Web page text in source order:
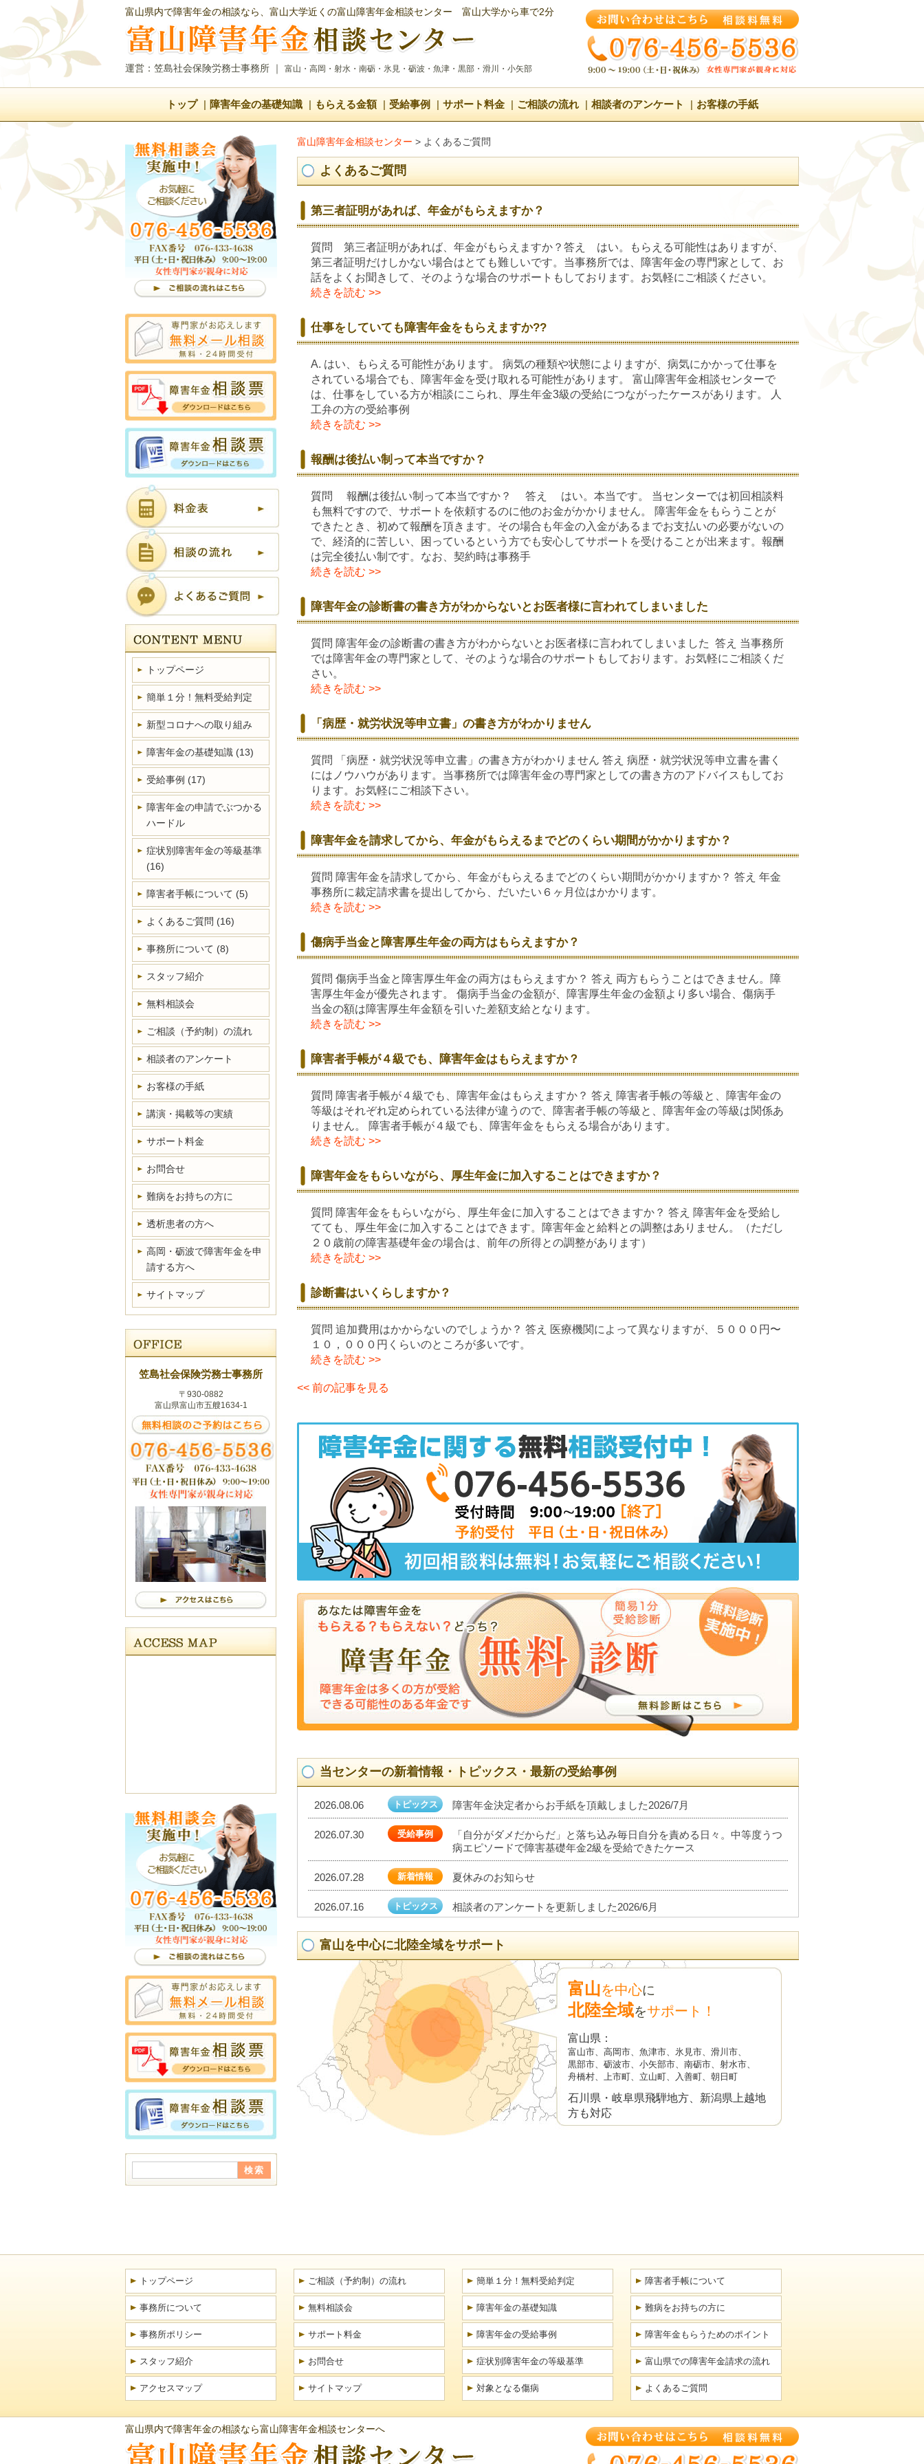
富山県内で障害年金の相談なら、富山大学近くの富山障害年金相談センター 富山大学から車で2分
運営：笠島社会保険労務士事務所 ｜ 富山・高岡・射水・南砺・氷見・砺波・魚津・黒部・滑川・小矢部
トップ 障害年金の基礎知識 もらえる金額 受給事例 サポート料金 ご相談の流れ 相談者のアンケート お客様の手紙
富山障害年金相談センター > よくあるご質問
よくあるご質問
第三者証明があれば、年金がもらえますか？
質問 第三者証明があれば、年金がもらえますか？答え はい。もらえる可能性はありますが、
第三者証明だけしかない場合はとても難しいです。当事務所では、障害年金の専門家として、お
話をよくお聞きして、そのような場合のサポートもしております。お気軽にご相談ください。
続きを読む >>
仕事をしていても障害年金をもらえますか??
A. はい、もらえる可能性があります。 病気の種類や状態によりますが、病気にかかって仕事を
されている場合でも、障害年金を受け取れる可能性があります。 富山障害年金相談センターで
は、仕事をしている方が相談にこられ、厚生年金3級の受給につながったケースがあります。 人
工弁の方の受給事例
続きを読む >>
報酬は後払い制って本当ですか？
質問 報酬は後払い制って本当ですか？ 答え はい。本当です。 当センターでは初回相談料
も無料ですので、サポートを依頼するのに他のお金がかかりません。 障害年金をもらうことが
できたとき、初めて報酬を頂きます。その場合も年金の入金があるまでお支払いの必要がないの
で、経済的に苦しい、困っているという方でも安心してサポートを受けることが出来ます。報酬
は完全後払い制です。なお、契約時は事務手
続きを読む >>
障害年金の診断書の書き方がわからないとお医者様に言われてしまいました
質問 障害年金の診断書の書き方がわからないとお医者様に言われてしまいました 答え 当事務所
では障害年金の専門家として、そのような場合のサポートもしております。お気軽にご相談くだ
さい。
続きを読む >>
「病歴・就労状況等申立書」の書き方がわかりません
質問 「病歴・就労状況等申立書」の書き方がわかりません 答え 病歴・就労状況等申立書を書く
にはノウハウがあります。当事務所では障害年金の専門家としての書き方のアドバイスもしてお
ります。お気軽にご相談下さい。
続きを読む >>
障害年金を請求してから、年金がもらえるまでどのくらい期間がかかりますか？
質問 障害年金を請求してから、年金がもらえるまでどのくらい期間がかかりますか？ 答え 年金
事務所に裁定請求書を提出してから、だいたい６ヶ月位はかかります。
続きを読む >>
傷病手当金と障害厚生年金の両方はもらえますか？
質問 傷病手当金と障害厚生年金の両方はもらえますか？ 答え 両方もらうことはできません。障
害厚生年金が優先されます。 傷病手当金の金額が、障害厚生年金の金額より多い場合、傷病手
当金の額は障害厚生年金額を引いた差額支給となります。
続きを読む >>
障害者手帳が４級でも、障害年金はもらえますか？
質問 障害者手帳が４級でも、障害年金はもらえますか？ 答え 障害者手帳の等級と、障害年金の
等級はそれぞれ定められている法律が違うので、障害者手帳の等級と、障害年金の等級は関係あ
りません。 障害者手帳が４級でも、障害年金をもらえる場合があります。
続きを読む >>
障害年金をもらいながら、厚生年金に加入することはできますか？
質問 障害年金をもらいながら、厚生年金に加入することはできますか？ 答え 障害年金を受給し
てても、厚生年金に加入することはできます。障害年金と給料との調整はありません。（ただし
２０歳前の障害基礎年金の場合は、前年の所得との調整があります）
続きを読む >>
診断書はいくらしますか？
質問 追加費用はかからないのでしょうか？ 答え 医療機関によって異なりますが、５０００円〜
１０，０００円くらいのところが多いです。
続きを読む >>
<< 前の記事を見る
当センターの新着情報・トピックス・最新の受給事例
2026.08.06 トピックス 障害年金決定者からお手紙を頂戴しました2026/7月
2026.07.30 受給事例
「自分がダメだからだ」と落ち込み毎日自分を責める日々。中等度うつ
病エピソードで障害基礎年金2級を受給できたケース
2026.07.28 新着情報 夏休みのお知らせ
2026.07.16 トピックス 相談者のアンケートを更新しました2026/6月
2026.07.10 受給事例 脊髄損傷で車椅子生活！障害厚生年金1級を受給できたケース
2026.07.09 新着情報 面談のご予約について
2026.07.02 トピックス 障害年金決定者からお手紙を頂戴しました2026/6月
2026.06.26 新着情報 2026.7.6(月) 電話による無料相談はお休みいたします
2026.06.25 受給事例
障害者雇用で将来が不安！自閉症・軽度知的障害で障害基礎年金2級を受
給できたケース
2026.06.18 相談者のアンケートを更新しました2026/5月
富山を中心に北陸全域をサポート
富山を中心に
北陸全域をサポート！
富山県：
富山市、高岡市、魚津市、氷見市、滑川市、
黒部市、砺波市、小矢部市、南砺市、射水市、
舟橋村、上市町、立山町、入善町、朝日町
石川県・岐阜県飛騨地方、新潟県上越地
方も対応
トップページ
簡単１分！無料受給判定
新型コロナへの取り組み
障害年金の基礎知識 (13)
受給事例 (17)
障害年金の申請でぶつかる
ハードル
症状別障害年金の等級基準
(16)
障害者手帳について (5)
よくあるご質問 (16)
事務所について (8)
スタッフ紹介
無料相談会
ご相談（予約制）の流れ
相談者のアンケート
お客様の手紙
講演・掲載等の実績
サポート料金
お問合せ
難病をお持ちの方に
透析患者の方へ
高岡・砺波で障害年金を申
請する方へ
サイトマップ
笠島社会保険労務士事務所
〒930-0882
富山県富山市五艘1634-1
トップページ
事務所について
事務所ポリシー
スタッフ紹介
アクセスマップ
ご相談（予約制）の流れ
無料相談会
サポート料金
お問合せ
サイトマップ
簡単１分！無料受給判定
障害年金の基礎知識
障害年金の受給事例
症状別障害年金の等級基準
対象となる傷病
障害者手帳について
難病をお持ちの方に
障害年金もらうためのポイント
富山県での障害年金請求の流れ
よくあるご質問
富山県内で障害年金の相談なら富山障害年金相談センターへ